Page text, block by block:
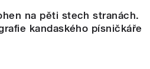
na pěti stech stranách.
kandaského písničkáře